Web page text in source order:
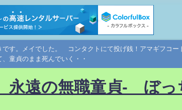
す。メイでした。 コンタクトにて投げ銭！アマギフコ
童貞のまま死んでいく・・
遠の無職童貞- ぼっ